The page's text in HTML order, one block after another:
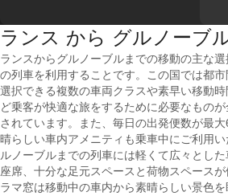
ランス から グルノーブ
ランスからグルノーブルまでの移動の主な
の列車を利用することです。この国では都
選択できる複数の車両クラスや素早い移動
ど乗客が快適な旅をするために必要なもの
されています。また、毎日の出発便数が最
晴らしい車内アメニティも乗車中にご利用
ルノーブルまでの列車には軽くて広々とし
座席、十分な足元スペースと荷物スペース
ラマ窓は移動中の車内から素晴らしい景色